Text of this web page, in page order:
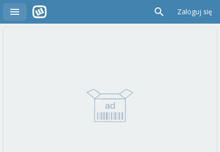
Zaloguj się